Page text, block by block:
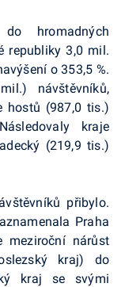
hromadných
republiky 3,0 mil.
o 353,5 %.
návštěvníků,
hostů (987,0 tis.)
kraje
(219,9 tis.)
přibylo.
Praha
meziroční nárůst
kraj) do
kraj se svými